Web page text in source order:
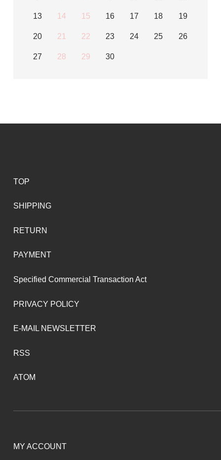
13 14 15 16 17 18 19
20 21 22 23 24 25 26
27 28 29 30
TOP
SHIPPING
RETURN
PAYMENT
Specified Commercial Transaction Act
PRIVACY POLICY
E-MAIL NEWSLETTER
RSS
ATOM
MY ACCOUNT